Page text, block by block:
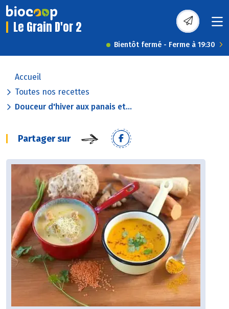
Le Grain D'or 2
Bientôt fermé - Ferme à 19:30
Accueil
Toutes nos recettes
Douceur d'hiver aux panais et...
Partager sur